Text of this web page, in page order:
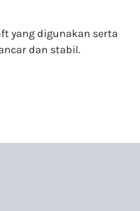
yang digunakan serta
dan stabil.